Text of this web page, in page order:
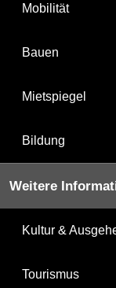
Mobilität
Bauen
Mietspiegel
Bildung
Weitere
Kultur &
Tourismus